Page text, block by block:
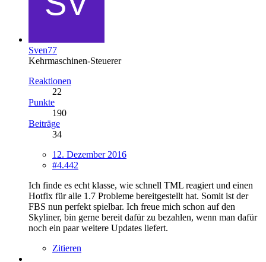
Sven77
Kehrmaschinen-Steuerer
Reaktionen
22
Punkte
190
Beiträge
34
12. Dezember 2016
#4.442
Ich finde es echt klasse, wie schnell TML reagiert und einen
Hotfix für alle 1.7 Probleme bereitgestellt hat. Somit ist der
FBS nun perfekt spielbar. Ich freue mich schon auf den
Skyliner, bin gerne bereit dafür zu bezahlen, wenn man dafür
noch ein paar weitere Updates liefert.
Zitieren